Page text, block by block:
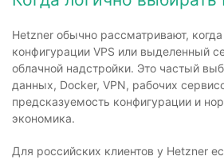
Hetzner обычно рассматривают,
конфигурации VPS или выделенный
облачной надстройки. Это частый
данных, Docker, VPN, рабочих
предсказуемость конфигурации и
экономика.
Для российских клиентов у Hetzner